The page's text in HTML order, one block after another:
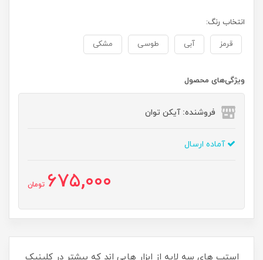
انتخاب رنگ:
قرمز آبی طوسی مشکی
ویژگی‌های محصول
فروشنده: آیکن توان
آماده ارسال
675,000 تومان
​​​​استپ های سه لایه از ابزار هایی اند که بیشتر در کلینیک